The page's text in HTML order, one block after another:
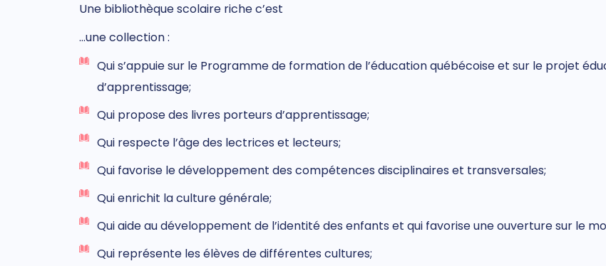
Une bibliothèque scolaire riche c’est
…une collection :
Qui s’appuie sur le Programme de formation de l’éducation québécoise et sur le projet
d’apprentissage;
Qui propose des livres porteurs d’apprentissage;
Qui respecte l’âge des lectrices et lecteurs;
Qui favorise le développement des compétences disciplinaires et transversales;
Qui enrichit la culture générale;
Qui aide au développement de l’identité des enfants et qui favorise une ouverture sur le
Qui représente les élèves de différentes cultures;